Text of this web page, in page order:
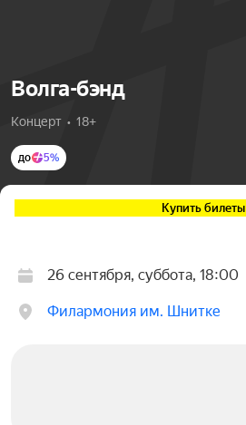
Волга-бэнд
Концерт  •  18+
до 5%
Купить билеты
26 сентября, суббота, 18:00
Филармония им. Шнитке